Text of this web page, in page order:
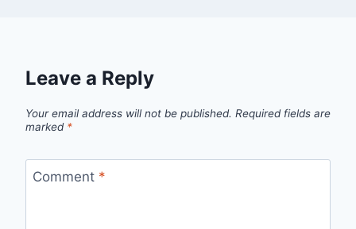
Leave a Reply
Your email address will not be published. Required fields are
marked *
Comment *